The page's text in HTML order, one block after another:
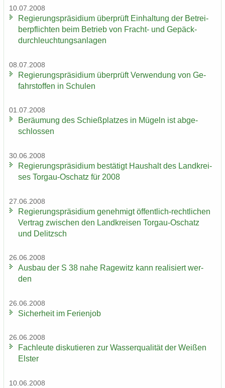
10.07.2008
Re­gie­rungs­prä­si­di­um über­prüft Ein­hal­tung der Be­trei­
ber­pflich­ten beim Be­trieb von Fracht-​ und Ge­päck­
durch­leuch­tungs­an­la­gen
08.07.2008
Re­gie­rungs­prä­si­di­um über­prüft Ver­wen­dung von Ge­
fahr­stof­fen in Schu­len
01.07.2008
Be­räu­mung des Schieß­plat­zes in Mü­geln ist ab­ge­
schlos­sen
30.06.2008
Re­gie­rungs­prä­si­di­um be­stä­tigt Haus­halt des Land­krei­
ses Torgau-​Oschatz für 2008
27.06.2008
Re­gie­rungs­prä­si­di­um ge­neh­migt öffentlich-​rechtlichen
Ver­trag zwi­schen den Land­krei­sen Torgau-​Oschatz
und De­litzsch
26.06.2008
Aus­bau der S 38 nahe Ra­ge­witz kann rea­li­siert wer­
den
26.06.2008
Si­cher­heit im Fe­ri­en­job
26.06.2008
Fach­leu­te dis­ku­tie­ren zur Was­ser­qua­li­tät der Wei­ßen
Els­ter
10.06.2008